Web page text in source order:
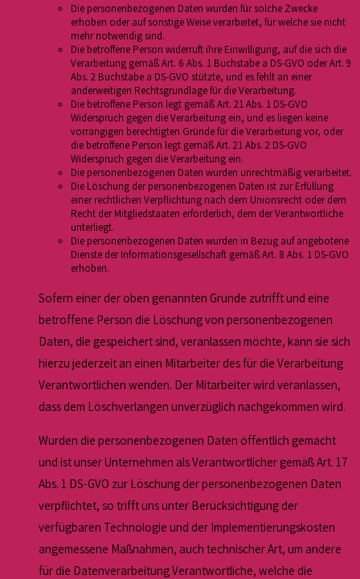
Die personenbezogenen Daten wurden für solche Zwecke
erhoben oder auf sonstige Weise verarbeitet, für welche sie nicht
mehr notwendig sind.
Die betroffene Person widerruft ihre Einwilligung, auf die sich die
Verarbeitung gemäß Art. 6 Abs. 1 Buchstabe a DS-GVO oder Art. 9
Abs. 2 Buchstabe a DS-GVO stützte, und es fehlt an einer
anderweitigen Rechtsgrundlage für die Verarbeitung.
Die betroffene Person legt gemäß Art. 21 Abs. 1 DS-GVO
Widerspruch gegen die Verarbeitung ein, und es liegen keine
vorrangigen berechtigten Gründe für die Verarbeitung vor, oder
die betroffene Person legt gemäß Art. 21 Abs. 2 DS-GVO
Widerspruch gegen die Verarbeitung ein.
Die personenbezogenen Daten wurden unrechtmäßig verarbeitet.
Die Löschung der personenbezogenen Daten ist zur Erfüllung
einer rechtlichen Verpflichtung nach dem Unionsrecht oder dem
Recht der Mitgliedstaaten erforderlich, dem der Verantwortliche
unterliegt.
Die personenbezogenen Daten wurden in Bezug auf angebotene
Dienste der Informationsgesellschaft gemäß Art. 8 Abs. 1 DS-GVO
erhoben.
Sofern einer der oben genannten Gründe zutrifft und eine
betroffene Person die Löschung von personenbezogenen
Daten, die gespeichert sind, veranlassen möchte, kann sie sich
hierzu jederzeit an einen Mitarbeiter des für die Verarbeitung
Verantwortlichen wenden. Der Mitarbeiter wird veranlassen,
dass dem Löschverlangen unverzüglich nachgekommen wird.
Wurden die personenbezogenen Daten öffentlich gemacht
und ist unser Unternehmen als Verantwortlicher gemäß Art. 17
Abs. 1 DS-GVO zur Löschung der personenbezogenen Daten
verpflichtet, so trifft uns unter Berücksichtigung der
verfügbaren Technologie und der Implementierungskosten
angemessene Maßnahmen, auch technischer Art, um andere
für die Datenverarbeitung Verantwortliche, welche die